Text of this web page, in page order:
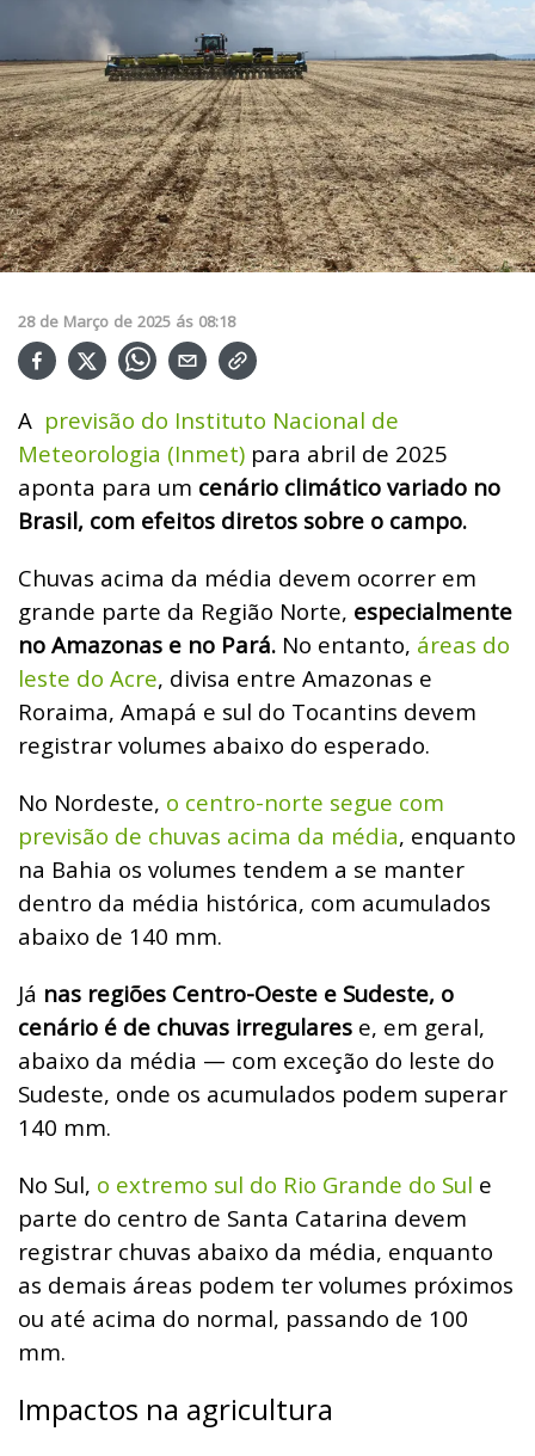
28 de Março de 2025 ás 08:18
A previsão do Instituto Nacional de
Meteorologia (Inmet) para abril de 2025
aponta para um cenário climático variado no
Brasil, com efeitos diretos sobre o campo.
Chuvas acima da média devem ocorrer em
grande parte da Região Norte, especialmente
no Amazonas e no Pará. No entanto, áreas do
leste do Acre, divisa entre Amazonas e
Roraima, Amapá e sul do Tocantins devem
registrar volumes abaixo do esperado.
No Nordeste, o centro-norte segue com
previsão de chuvas acima da média, enquanto
na Bahia os volumes tendem a se manter
dentro da média histórica, com acumulados
abaixo de 140 mm.
Já nas regiões Centro-Oeste e Sudeste, o
cenário é de chuvas irregulares e, em geral,
abaixo da média — com exceção do leste do
Sudeste, onde os acumulados podem superar
140 mm.
No Sul, o extremo sul do Rio Grande do Sul e
parte do centro de Santa Catarina devem
registrar chuvas abaixo da média, enquanto
as demais áreas podem ter volumes próximos
ou até acima do normal, passando de 100
mm.
Impactos na agricultura